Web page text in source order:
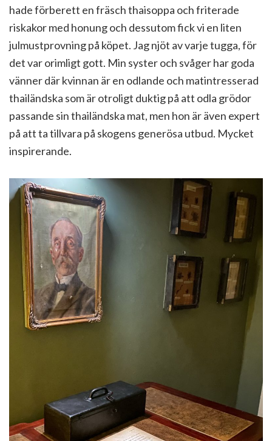
hade förberett en fräsch thaisoppa och friterade
riskakor med honung och dessutom fick vi en liten
julmustprovning på köpet. Jag njöt av varje tugga, för
det var orimligt gott. Min syster och svåger har goda
vänner där kvinnan är en odlande och matintresserad
thailändska som är otroligt duktig på att odla grödor
passande sin thailändska mat, men hon är även expert
på att ta tillvara på skogens generösa utbud. Mycket
inspirerande.